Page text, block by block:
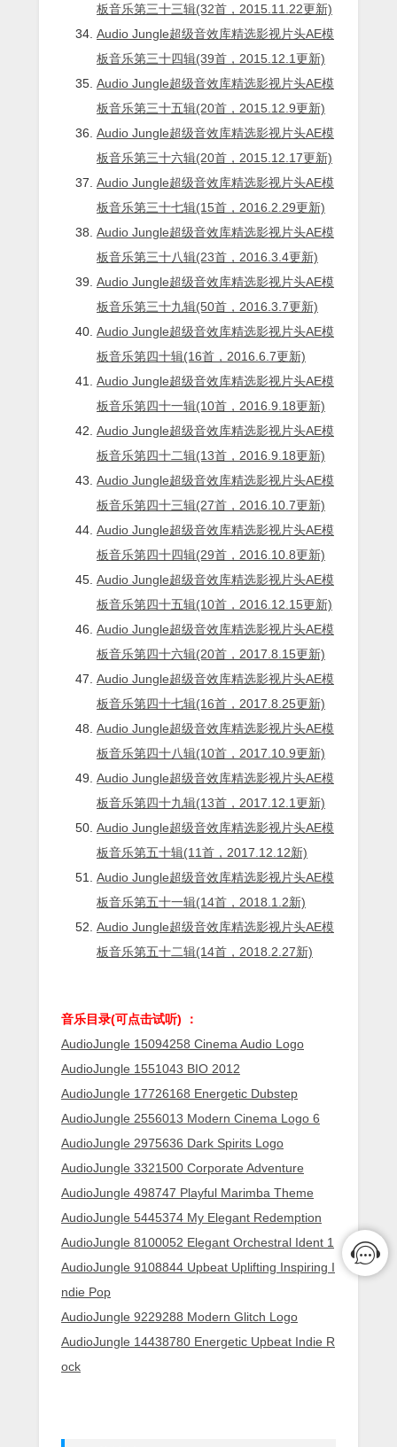
板音乐第三十三辑(32首，2015.11.22更新)
Audio Jungle超级音效库精选影视片头AE模
板音乐第三十四辑(39首，2015.12.1更新)
Audio Jungle超级音效库精选影视片头AE模
板音乐第三十五辑(20首，2015.12.9更新)
Audio Jungle超级音效库精选影视片头AE模
板音乐第三十六辑(20首，2015.12.17更新)
Audio Jungle超级音效库精选影视片头AE模
板音乐第三十七辑(15首，2016.2.29更新)
Audio Jungle超级音效库精选影视片头AE模
板音乐第三十八辑(23首，2016.3.4更新)
Audio Jungle超级音效库精选影视片头AE模
板音乐第三十九辑(50首，2016.3.7更新)
Audio Jungle超级音效库精选影视片头AE模
板音乐第四十辑(16首，2016.6.7更新)
Audio Jungle超级音效库精选影视片头AE模
板音乐第四十一辑(10首，2016.9.18更新)
Audio Jungle超级音效库精选影视片头AE模
板音乐第四十二辑(13首，2016.9.18更新)
Audio Jungle超级音效库精选影视片头AE模
板音乐第四十三辑(27首，2016.10.7更新)
Audio Jungle超级音效库精选影视片头AE模
板音乐第四十四辑(29首，2016.10.8更新)
Audio Jungle超级音效库精选影视片头AE模
板音乐第四十五辑(10首，2016.12.15更新)
Audio Jungle超级音效库精选影视片头AE模
板音乐第四十六辑(20首，2017.8.15更新)
Audio Jungle超级音效库精选影视片头AE模
板音乐第四十七辑(16首，2017.8.25更新)
Audio Jungle超级音效库精选影视片头AE模
板音乐第四十八辑(10首，2017.10.9更新)
Audio Jungle超级音效库精选影视片头AE模
板音乐第四十九辑(13首，2017.12.1更新)
Audio Jungle超级音效库精选影视片头AE模
板音乐第五十辑(11首，2017.12.12新)
Audio Jungle超级音效库精选影视片头AE模
板音乐第五十一辑(14首，2018.1.2新)
Audio Jungle超级音效库精选影视片头AE模
板音乐第五十二辑(14首，2018.2.27新)
音乐目录(可点击试听) ：
AudioJungle 15094258 Cinema Audio Logo
AudioJungle 1551043 BIO 2012
AudioJungle 17726168 Energetic Dubstep
AudioJungle 2556013 Modern Cinema Logo 6
AudioJungle 2975636 Dark Spirits Logo
AudioJungle 3321500 Corporate Adventure
AudioJungle 498747 Playful Marimba Theme
AudioJungle 5445374 My Elegant Redemption
AudioJungle 8100052 Elegant Orchestral Ident 1
AudioJungle 9108844 Upbeat Uplifting Inspiring I
ndie Pop
AudioJungle 9229288 Modern Glitch Logo
AudioJungle 14438780 Energetic Upbeat Indie R
ock